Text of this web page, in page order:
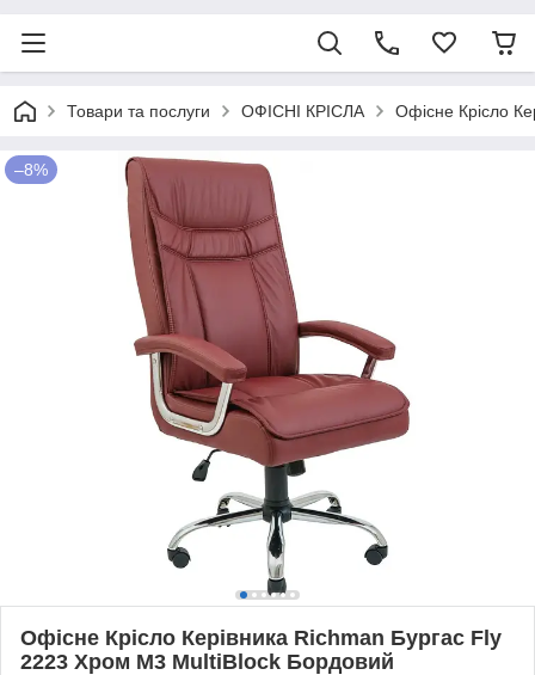
Товари та послуги ОФІСНІ КРІСЛА Офісне Крісло
–8%
Офісне Крісло Керівника Richman Бургас Fly
2223 Хром М3 MultiBlock Бордовий